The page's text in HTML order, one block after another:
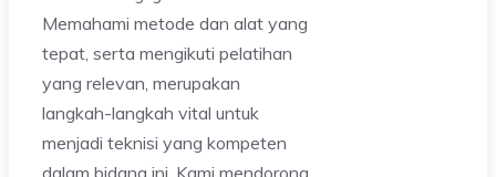
Memahami metode dan alat yang
tepat, serta mengikuti pelatihan
yang relevan, merupakan
langkah-langkah vital untuk
menjadi teknisi yang kompeten
dalam bidang ini. Kami mendorong